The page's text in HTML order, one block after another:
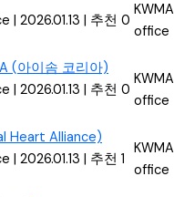
2026.01.13
추천 0
KWMA
office
(아이솜 코리아)
2026.01.13
추천 0
KWMA
office
Heart Alliance)
2026.01.13
추천 1
KWMA
office